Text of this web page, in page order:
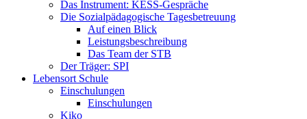
Das Instrument: KESS-Gespräche
Die Sozialpädagogische Tagesbetreuung
Auf einen Blick
Leistungsbeschreibung
Das Team der STB
Der Träger: SPI
Lebensort Schule
Einschulungen
Einschulungen
Kiko